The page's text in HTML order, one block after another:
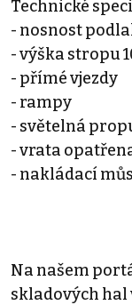
Technické
- nosnost
- výška stropu
- přímé vjezdy
- rampy
- světelná
- vrata
- nakládací
Na našem
skladových hal